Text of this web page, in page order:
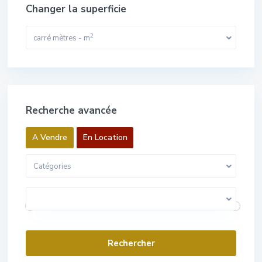
Changer la superficie
carré mètres - m2
Recherche avancée
A Vendre En Location
Catégories